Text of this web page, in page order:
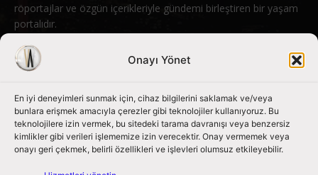
Onayı Yönet
En iyi deneyimleri sunmak için, cihaz bilgilerini saklamak ve/veya
bunlara erişmek amacıyla çerezler gibi teknolojiler kullanıyoruz. Bu
teknolojilere izin vermek, bu sitedeki tarama davranışı veya benzersiz
kimlikler gibi verileri işlememize izin verecektir. Onay vermemek veya
onayı geri çekmek, belirli özellikleri ve işlevleri olumsuz etkileyebilir.
röportajlar ve özgün içerikleriyle gündemi birleştiren bir yaşam
portalıdır.
Bizimle iletişime geçin: info@nouvart.net
Bizi Takip Edin